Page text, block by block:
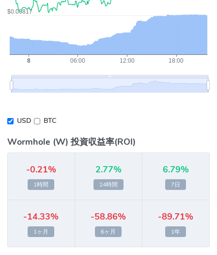
USD BTC
Wormhole (W) 投資収益率(ROI)
-0.21%
1時間
2.77%
24時間
6.79%
7日
-14.33%
1ヶ月
-58.86%
6ヶ月
-89.71%
1年